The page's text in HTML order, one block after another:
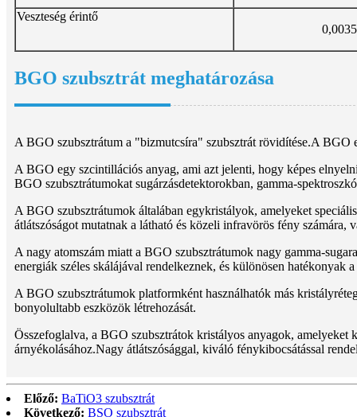
Veszteség érintő
0,0035
BGO szubsztrát meghatározása
A BGO szubsztrátum a "bizmutcsíra" szubsztrát rövidítése.A BGO
A BGO egy szcintillációs anyag, ami azt jelenti, hogy képes
BGO szubsztrátumokat sugárzásdetektorokban, gamma-
A BGO szubsztrátumok általában egykristályok, amelyeket
átlátszóságot mutatnak a látható és közeli infravörös fény
A nagy atomszám miatt a BGO szubsztrátumok nagy gamma-
energiák széles skálájával rendelkeznek, és különösen hatékonyak
A BGO szubsztrátumok platformként használhatók más
bonyolultabb eszközök létrehozását.
Összefoglalva, a BGO szubsztrátok kristályos anyagok, amelyeket
árnyékolásához.Nagy átlátszósággal, kiváló fénykibocsátással
Előző: BaTiO3 szubsztrát
Következő: BSO szubsztrát